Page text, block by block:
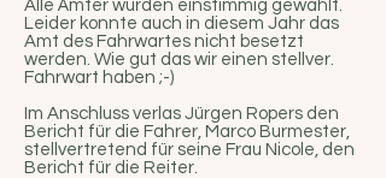
Alle Ämter wurden einstimmig gewählt.
Leider konnte auch in diesem Jahr das
Amt des Fahrwartes nicht besetzt
werden. Wie gut das wir einen stellver.
Fahrwart haben ;-)
Im Anschluss verlas Jürgen Ropers den
Bericht für die Fahrer, Marco Burmester,
stellvertretend für seine Frau Nicole, den
Bericht für die Reiter.